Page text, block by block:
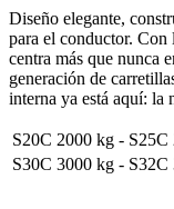
Diseño elegante,
para el conductor. Con
centra más que nunca
generación de
interna ya está aquí: la
S20C 2000 kg - S25C
S30C 3000 kg - S32C